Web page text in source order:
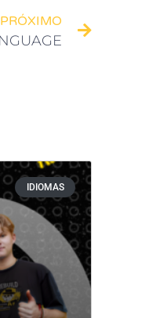
PRÓXIMO
IDIOMAS